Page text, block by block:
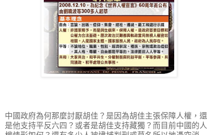
中國政府為何那麼討厭胡佳？是因為胡佳主張保障人權，還
是他支持平反六四？或者是胡佳支持藏獨？而目前中國的人